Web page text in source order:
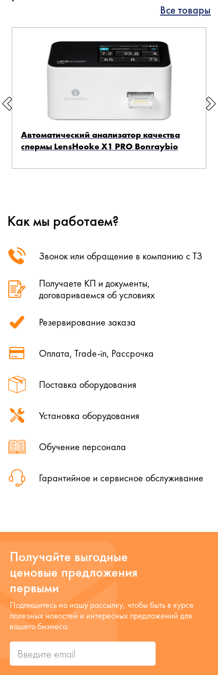
Все товары
Автоматический анализатор качества
спермы LensHooke X1 PRO Bonraybio
Как мы работаем?
Звонок или обращение в компанию с ТЗ
Поставка оборудования
Получаете КП и документы,
договариваемся об условиях
Установка оборудования
Резервирование заказа
Обучение персонала
Оплата, Trade-in, Рассрочка
Гарантийное и сервисное обслуживание
Получайте выгодные
ценовые предложения
первыми
Подпишитесь на нашу рассылку, чтобы быть в курсе
полезных новостей и интересных предложений для
вашего бизнеса.